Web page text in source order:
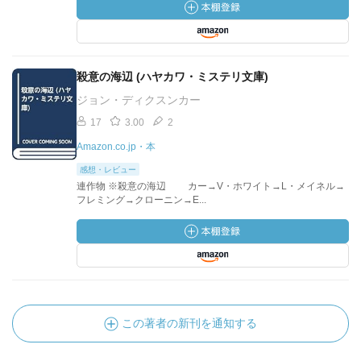
殺意の海辺 (ハヤカワ・ミステリ文庫)
ジョン・ディクスンカー
17 3.00 2
Amazon.co.jp・本
感想・レビュー
連作物 ※殺意の海辺 カー→V・ホワイト→L・メイネル→
フレミング→クローニン→E...
この著者の新刊を通知する